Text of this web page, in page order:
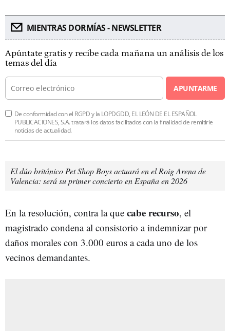
MIENTRAS DORMÍAS - NEWSLETTER
Apúntate gratis y recibe cada mañana un análisis de los
temas del día
APUNTARME
De conformidad con el RGPD y la LOPDGDD, EL LEÓN DE EL ESPAÑOL
PUBLICACIONES, S.A. tratará los datos facilitados con la finalidad de remitirle
noticias de actualidad.
El dúo británico Pet Shop Boys actuará en el Roig Arena de
Valencia: será su primer concierto en España en 2026
En la resolución, contra la que cabe recurso, el
magistrado condena al consistorio a indemnizar por
daños morales con 3.000 euros a cada uno de los
vecinos demandantes.